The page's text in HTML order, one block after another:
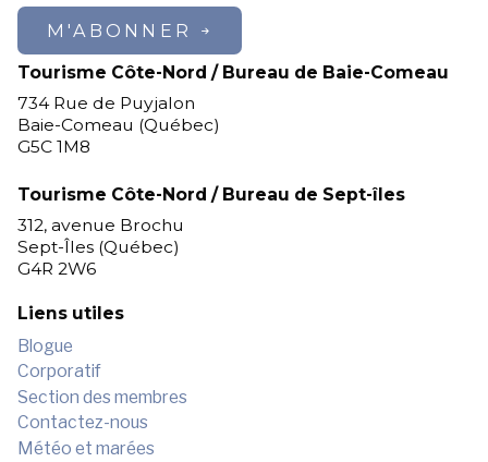
M'ABONNER
Tourisme Côte-Nord / Bureau de Baie-Comeau
734 Rue de Puyjalon
Baie-Comeau (Québec)
G5C 1M8
Tourisme Côte-Nord / Bureau de Sept-îles
312, avenue Brochu
Sept-Îles (Québec)
G4R 2W6
Liens utiles
Blogue
Corporatif
Section des membres
Contactez-nous
Météo et marées